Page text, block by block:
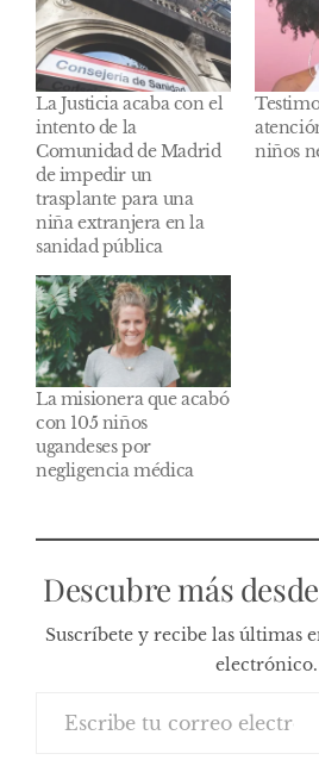
La Justicia acaba con el
intento de la
Comunidad de Madrid
de impedir un
trasplante para una
niña extranjera en la
sanidad pública
niños
La misionera que acabó
con 105 niños
ugandeses por
negligencia médica
Descubre más
Suscríbete y recibe las últimas
electrónico.